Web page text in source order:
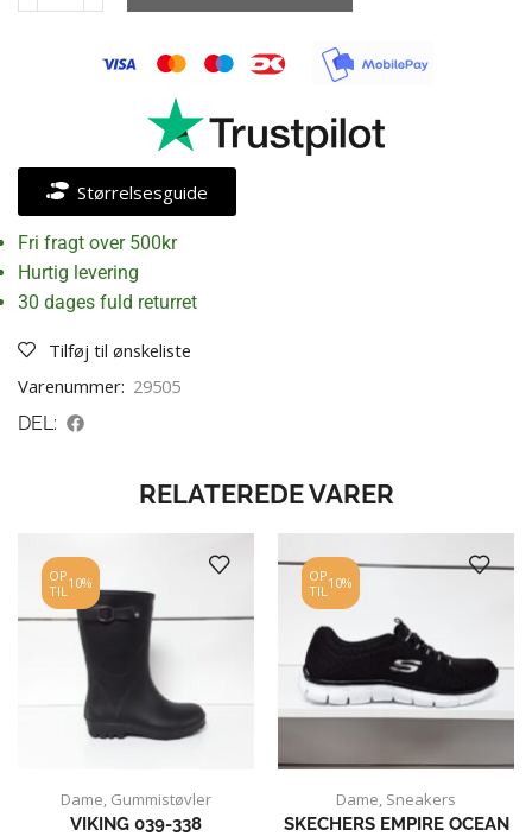
Størrelsesguide
Fri fragt over 500kr
Hurtig levering
30 dages fuld returret
Tilføj til ønskeliste
Varenummer: 29505
DEL:
RELATEREDE VARER
OP
TIL 10%
Dame Gummistøvler
VIKING 039-338
OP
TIL 10%
Dame Sneakers
SKECHERS EMPIRE OCEAN